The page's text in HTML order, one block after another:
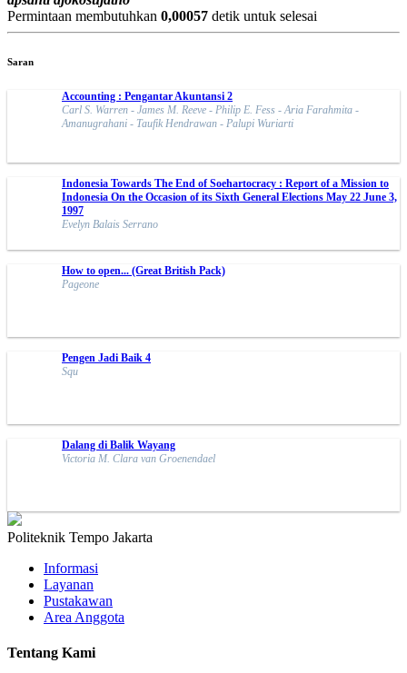
Permintaan membutuhkan 0,00057 detik untuk selesai
Saran
Accounting : Pengantar Akuntansi 2
Carl S. Warren - James M. Reeve - Philip E. Fess - Aria Farahmita -
Amanugrahani - Taufik Hendrawan - Palupi Wuriarti
Indonesia Towards The End of Soehartocracy : Report of a Mission to
Indonesia On the Occasion of its Sixth General Elections May 22 June 3,
1997
Evelyn Balais Serrano
How to open... (Great British Pack)
Pageone
Pengen Jadi Baik 4
Squ
Dalang di Balik Wayang
Victoria M. Clara van Groenendael
Politeknik Tempo Jakarta
Informasi
Layanan
Pustakawan
Area Anggota
Tentang Kami